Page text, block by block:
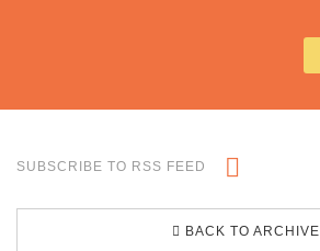
SUBSCRIBE TO RSS FEED
BACK TO ARCHIVE